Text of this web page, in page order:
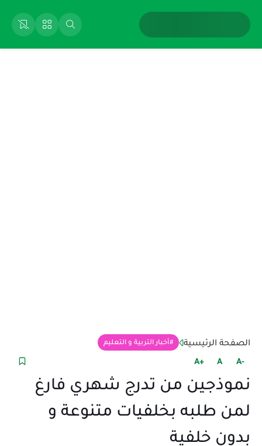
الصفحة الرئيسية أخبار التربية و التعليم
+A A -A
نموذجين من تدرج شهري فارغ
لمن طلبه بخلفيات متنوعة و
بدون خلفية